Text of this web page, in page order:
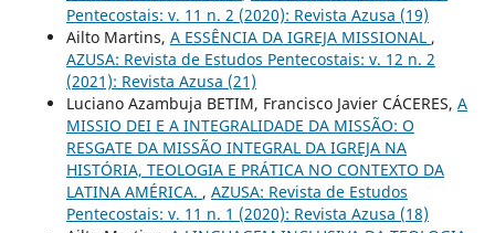
Pentecostais: v. 11 n. 2 (2020): Revista Azusa (19)
Ailto Martins, A ESSÊNCIA DA IGREJA MISSIONAL ,
AZUSA: Revista de Estudos Pentecostais: v. 12 n. 2
(2021): Revista Azusa (21)
Luciano Azambuja BETIM, Francisco Javier CÁCERES, A
MISSIO DEI E A INTEGRALIDADE DA MISSÃO: O
RESGATE DA MISSÃO INTEGRAL DA IGREJA NA
HISTÓRIA, TEOLOGIA E PRÁTICA NO CONTEXTO DA
LATINA AMÉRICA. , AZUSA: Revista de Estudos
Pentecostais: v. 11 n. 1 (2020): Revista Azusa (18)